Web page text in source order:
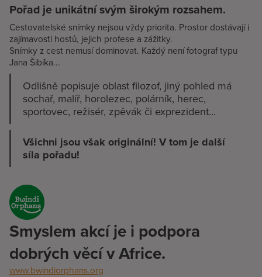
Pořad je unikátní svým širokým rozsahem.
Cestovatelské snímky nejsou vždy priorita. Prostor dostávají i
zajímavosti hostů, jejich profese a zážitky.
Snímky z cest nemusí dominovat. Každý není fotograf typu
Jana Šibíka...
Odlišně popisuje oblast filozof, jiný pohled má
sochař, malíř, horolezec, polárník, herec,
sportovec, režisér, zpěvák či exprezident...
Všichni jsou však originální! V tom je další
síla pořadu!
Smyslem akcí je i podpora
dobrých věcí v Africe.
www.bwindiorphans.org